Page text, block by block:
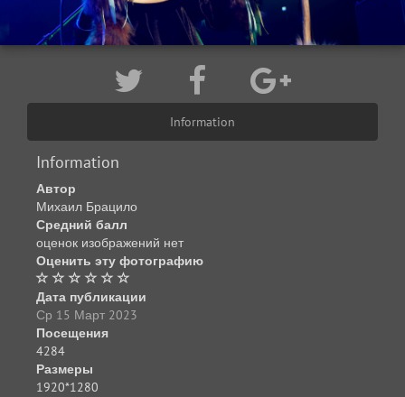
Information
Information
Автор
Михаил Брацило
Средний балл
оценок изображений нет
Оценить эту фотографию
Дата публикации
Ср 15 Март 2023
Посещения
4284
Размеры
1920*1280